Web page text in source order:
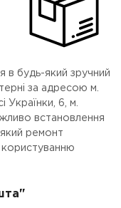
в будь-який зручний
за адресою м.
Українки, 6, м.
встановлення
ремонт
користуванню